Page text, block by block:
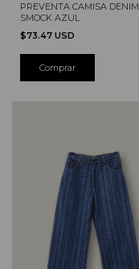
PREVENTA CAMISA DENIM
SMOCK AZUL
$73.47 USD
Comprar